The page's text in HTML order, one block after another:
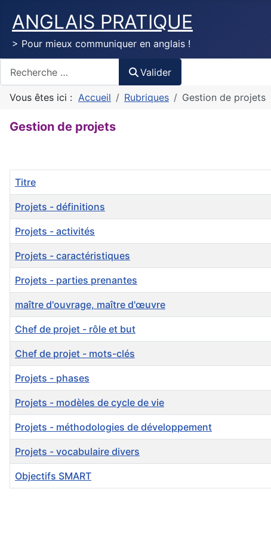
ANGLAIS PRATIQUE
> Pour mieux communiquer en anglais !
Valider
Vous êtes ici : Accueil Rubriques Gestion de projets
Gestion de projets
Titre
Projets - définitions
Projets - activités
Projets - caractéristiques
Projets - parties prenantes
maître d'ouvrage, maître d'œuvre
Chef de projet - rôle et but
Chef de projet - mots-clés
Projets - phases
Projets - modèles de cycle de vie
Projets - méthodologies de développement
Projets - vocabulaire divers
Objectifs SMART